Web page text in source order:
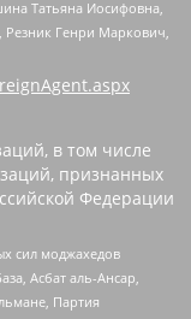
Татьяна Иосифовна,
Генри Маркович,
в том числе
признанных
Федерации
сил моджахедов
Асбат аль-Ансар,
Партия